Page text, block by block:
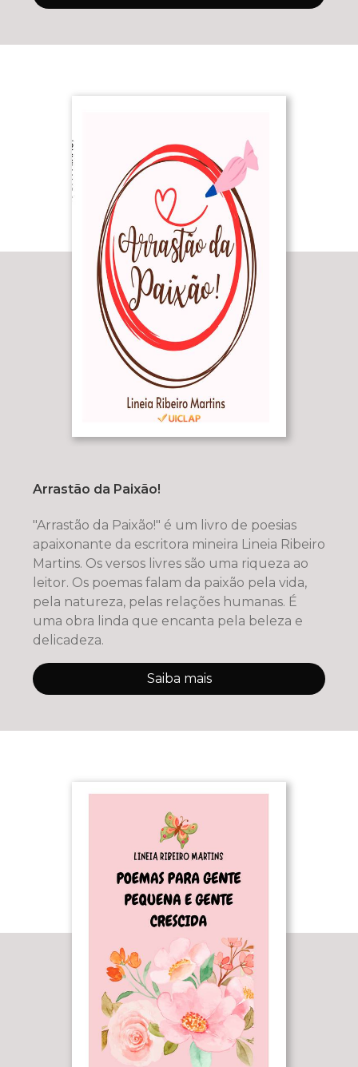
Arrastão da Paixão!
"Arrastão da Paixão!" é um livro de poesias
apaixonante da escritora mineira Lineia Ribeiro
Martins. Os versos livres são uma riqueza ao
leitor. Os poemas falam da paixão pela vida,
pela natureza, pelas relações humanas. É
uma obra linda que encanta pela beleza e
delicadeza.
Saiba mais